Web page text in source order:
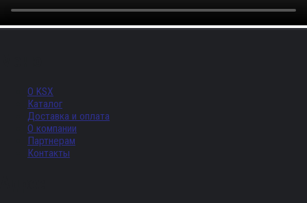
О KSX
Каталог
Доставка и оплата
О компании
Партнерам
Контакты